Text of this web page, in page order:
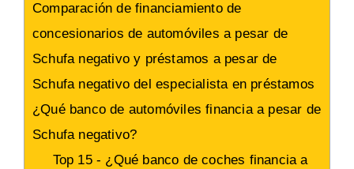
Comparación de financiamiento de
concesionarios de automóviles a pesar de
Schufa negativo y préstamos a pesar de
Schufa negativo del especialista en préstamos
¿Qué banco de automóviles financia a pesar de
Schufa negativo?
Top 15 - ¿Qué banco de coches financia a